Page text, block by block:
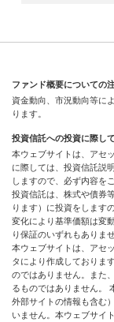
ファンド概要についての
資金動向、市況動向等に
ります。
投資信託への投資に際し
本ウェブサイトは、アセ
に際しては、投資信託説
しますので、必ず内容を
投資信託は、株式や債券
ります）に投資をします
変化により基準価額は変
り保証のいずれもありませ
本ウェブサイトは、アセ
タにより作成しておりま
のではありません。また
るものではありません。
外部サイトの情報も含む
いません。本ウェブサイ